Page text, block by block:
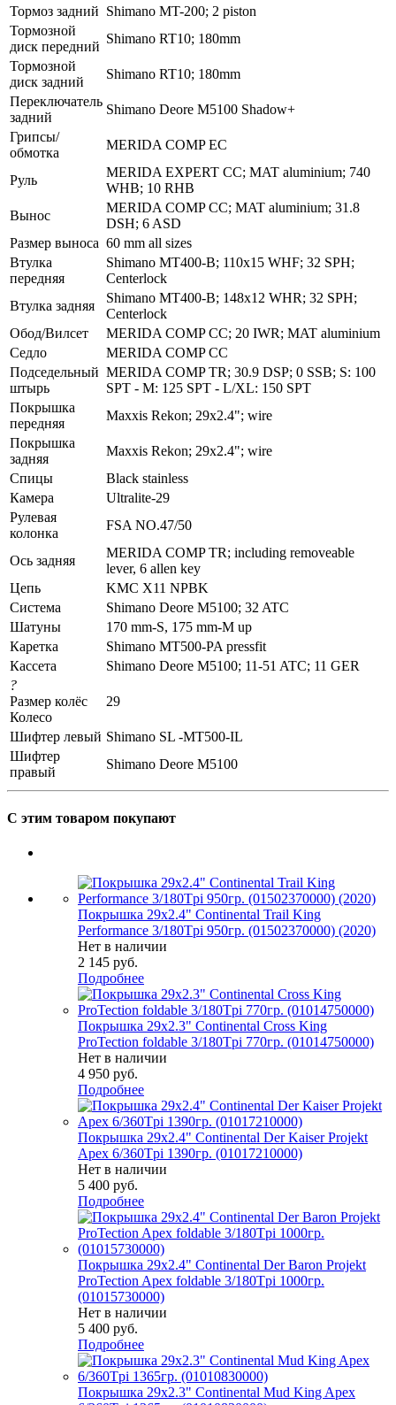
Тормоз задний Shimano MT-200; 2 piston
Тормозной
диск передний
Shimano RT10; 180mm
Тормозной
диск задний
Shimano RT10; 180mm
Переключатель
задний
Shimano Deore M5100 Shadow+
Грипсы/
обмотка
MERIDA COMP EC
Руль
MERIDA EXPERT CC; MAT aluminium; 740
WHB; 10 RHB
Вынос
MERIDA COMP CC; MAT aluminium; 31.8
DSH; 6 ASD
Размер выноса 60 mm all sizes
Втулка
передняя
Shimano MT400-B; 110x15 WHF; 32 SPH;
Centerlock
Втулка задняя
Shimano MT400-B; 148x12 WHR; 32 SPH;
Centerlock
Обод/Вилсет
MERIDA COMP CC; 20 IWR; MAT aluminium
Седло
MERIDA COMP CC
Подседельный
штырь
MERIDA COMP TR; 30.9 DSP; 0 SSB; S: 100
SPT - M: 125 SPT - L/XL: 150 SPT
Покрышка
передняя
Maxxis Rekon; 29x2.4"; wire
Покрышка
задняя
Maxxis Rekon; 29x2.4"; wire
Спицы
Black stainless
Камера
Ultralite-29
Рулевая
колонка
FSA NO.47/50
Ось задняя
MERIDA COMP TR; including removeable
lever, 6 allen key
Цепь
KMC X11 NPBK
Система
Shimano Deore M5100; 32 ATC
Шатуны
170 mm-S, 175 mm-M up
Каретка
Shimano MT500-PA pressfit
Кассета
Shimano Deore M5100; 11-51 ATC; 11 GER
?
Размер колёс
Колесо
29
Шифтер левый Shimano SL -MT500-IL
Шифтер
правый
Shimano Deore M5100
С этим товаром покупают
Покрышка 29x2.4" Continental Trail King
Performance 3/180Tpi 950гр. (01502370000) (2020)
Нет в наличии
2 145 руб.
Подробнее
Покрышка 29x2.3" Continental Cross King
ProTection foldable 3/180Tpi 770гр. (01014750000)
Нет в наличии
4 950 руб.
Подробнее
Покрышка 29x2.4" Continental Der Kaiser Projekt
Apex 6/360Tpi 1390гр. (01017210000)
Нет в наличии
5 400 руб.
Подробнее
Покрышка 29x2.4" Continental Der Baron Projekt
ProTection Apex foldable 3/180Tpi 1000гр.
(01015730000)
Нет в наличии
5 400 руб.
Подробнее
Покрышка 29x2.3" Continental Mud King Apex